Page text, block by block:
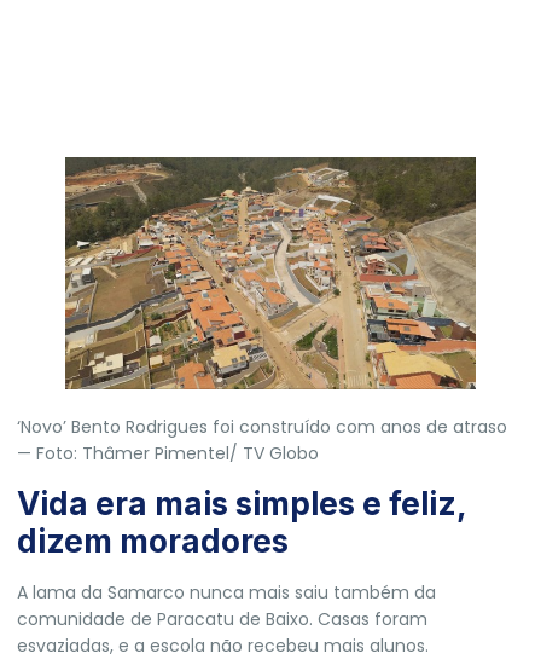
‘Novo’ Bento Rodrigues foi construído com anos de atraso
— Foto: Thâmer Pimentel/ TV Globo
Vida era mais simples e feliz,
dizem moradores
A lama da Samarco nunca mais saiu também da
comunidade de Paracatu de Baixo. Casas foram
esvaziadas, e a escola não recebeu mais alunos.